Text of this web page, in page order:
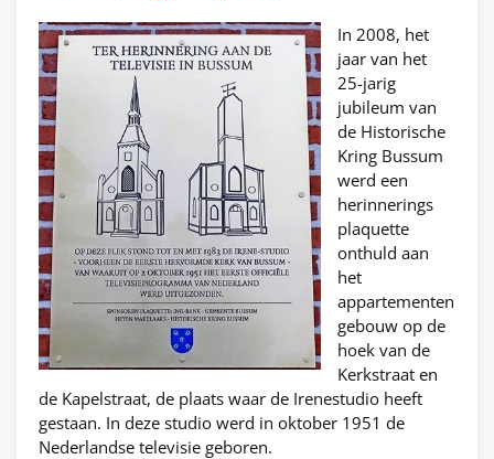
In 2008, het
jaar van het
25-jarig
jubileum van
de Historische
Kring Bussum
werd een
herinnerings
plaquette
onthuld aan
het
appartementen
gebouw op de
hoek van de
Kerkstraat en
de Kapelstraat, de plaats waar de Irenestudio heeft
gestaan. In deze studio werd in oktober 1951 de
Nederlandse televisie geboren.